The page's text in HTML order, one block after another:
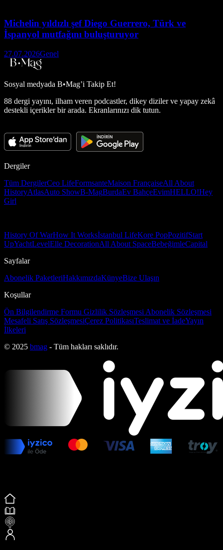
Michelin yıldızlı şef Diego Guerrero, Türk ve
İspanyol mutfağını buluşturuyor
27.07.2026Genel
Sosyal medyada B•Mag’i Takip Et!
88 dergi yayını, ilham veren podcastler, dikey diziler ve yapay zekâ
destekli içerikler bir arada. Ekranlarınızı dik tutun.
Dergiler
Tüm DergilerCeo LifeFormsanteMaison FrançaiseAll About
HistoryAtlasAuto ShowB-MagBurdaEv BahçeEvimHELLO!Hey
Girl
History Of WarHow It Worksİstanbul LifeKore PopPozitifStart
UpYachtLevelElle DecorationAll About SpaceBebeğimleCapital
Sayfalar
Abonelik PaketleriHakkımızdaKünyeBize Ulaşın
Koşullar
Ön Bilgilendirme Formu Gizlilik Sözleşmesi Abonelik Sözleşmesi
Mesafeli Satış SözleşmesiÇerez PolitikasıTeslimat ve İadeYayın
İlkeleri
© 2025 bmag - Tüm hakları saklıdır.